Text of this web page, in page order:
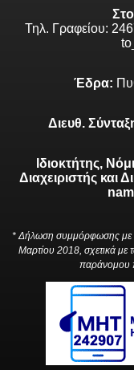
Τηλ. Γραφείου:
Έδρα:
Διευθ.
Ιδιοκτήτης,
Διαχειριστής και
* Δήλωση συμμόρφωσης με
Μαρτίου 2018, σχετικά με
παράνομου